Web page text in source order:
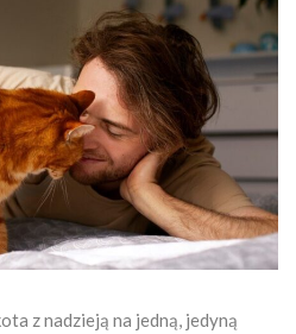
z nadzieją na jedną, jedyną